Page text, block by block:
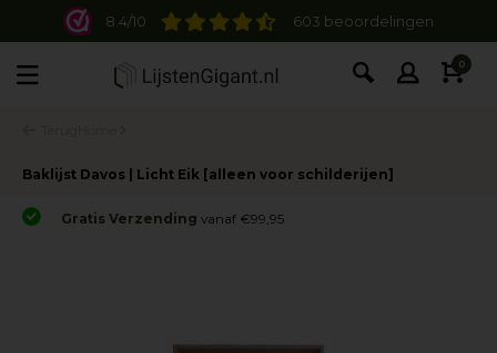
8.4/10 603 beoordelingen
0
Baklijst Davos | Licht Eik [alleen voor schilderijen]
Gratis Verzending vanaf €99,95